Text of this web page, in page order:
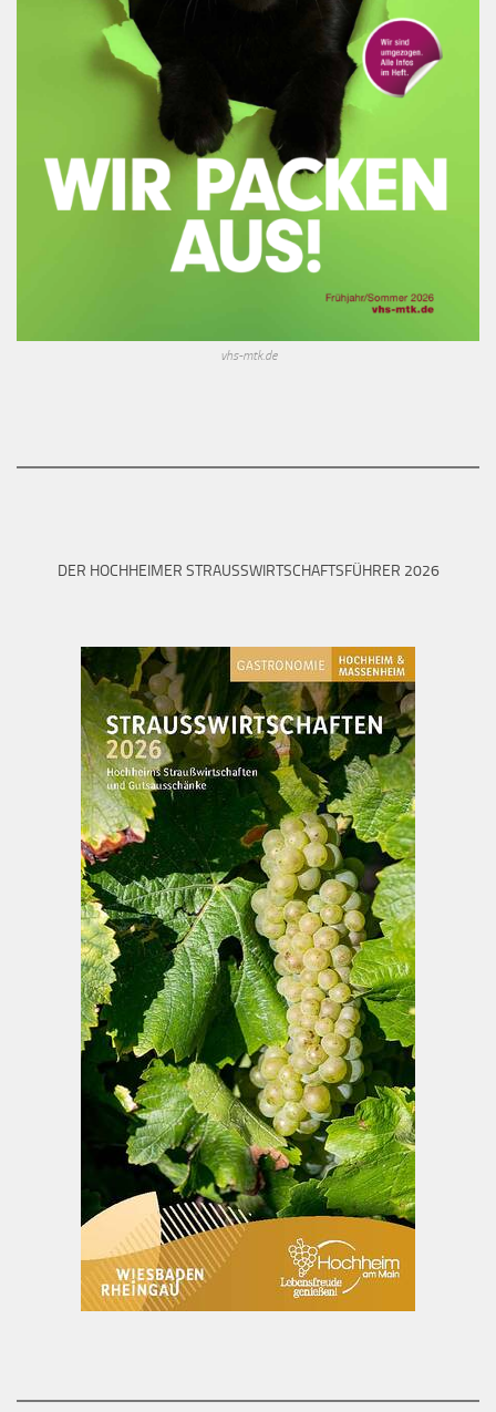
vhs-mtk.de
DER HOCHHEIMER STRAUSSWIRTSCHAFTSFÜHRER 2026